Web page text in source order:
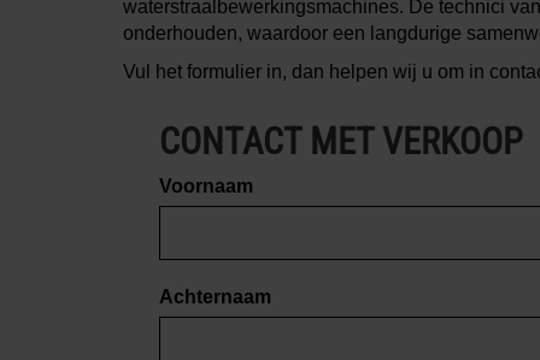
waterstraalbewerkingsmachines. De technici
onderhouden, waardoor een langdurige
Vul het formulier in, dan helpen wij u om in
CONTACT MET VERKOOP
Voornaam
Achternaam